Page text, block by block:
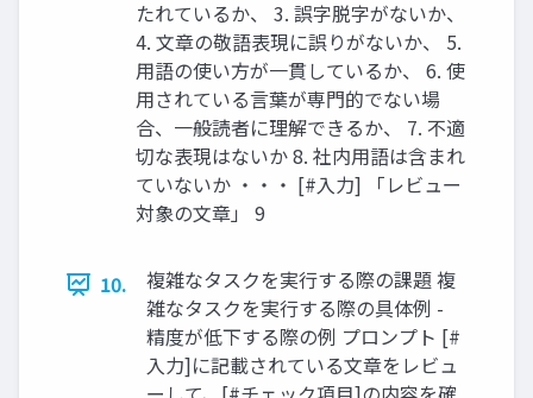
たれているか、 3. 誤字脱字がないか、
4. 文章の敬語表現に誤りがないか、 5.
用語の使い方が一貫しているか、 6. 使
用されている言葉が専門的でない場
合、一般読者に理解できるか、 7. 不適
切な表現はないか 8. 社内用語は含まれ
ていないか ・・・ [#入力] 「レビュー
対象の文章」 9
10.
複雑なタスクを実⾏する際の課題 複
雑なタスクを実⾏する際の具体例 -
精度が低下する際の例 プロンプト [#
入力]に記載されている文章をレビュ